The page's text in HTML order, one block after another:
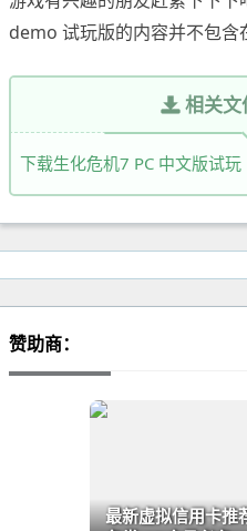
demo 试玩版的内容并不包含
相关文
下载生化危机7 PC 中文版试玩
赞助商：
最新虚拟信用卡推